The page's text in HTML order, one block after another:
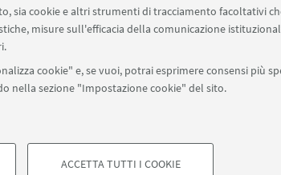
sia cookie e altri strumenti di tracciamento facoltativi
misure sull'efficacia della comunicazione
cookie" e, se vuoi, potrai esprimere consensi più
nella sezione "Impostazione cookie" del sito.
ACCETTA TUTTI I COOKIE